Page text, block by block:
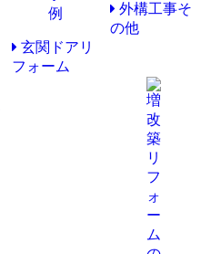
玄関ドアリ
フォーム
外構工事そ
の他